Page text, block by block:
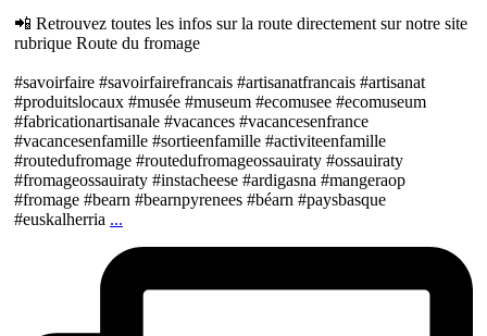
📲 Retrouvez toutes les infos sur la route directement sur notre site
rubrique Route du fromage
#savoirfaire #savoirfairefrancais #artisanatfrancais #artisanat
#produitslocaux #musée #museum #ecomusee #ecomuseum
#fabricationartisanale #vacances #vacancesenfrance
#vacancesenfamille #sortieenfamille #activiteenfamille
#routedufromage #routedufromageossauiraty #ossauiraty
#fromageossauiraty #instacheese #ardigasna #mangeraop
#fromage #bearn #bearnpyrenees #béarn #paysbasque
#euskalherria ...